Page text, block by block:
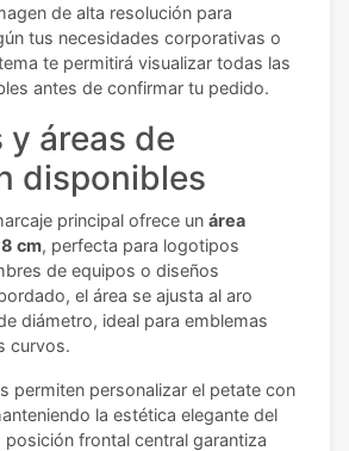
de alta resolución para
tus necesidades corporativas o
te permitirá visualizar todas las
antes de confirmar tu pedido.
y áreas de
disponibles
principal ofrece un área
cm, perfecta para logotipos
de equipos o diseños
el área se ajusta al aro
diámetro, ideal para emblemas
curvos.
permiten personalizar el petate con
la estética elegante del
frontal central garantiza